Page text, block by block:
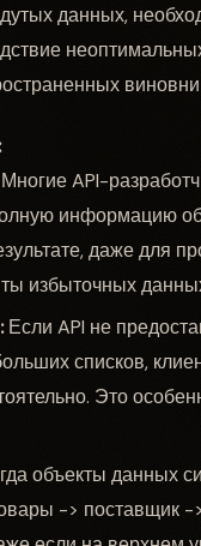
данных,
API-
информацию об
даже для
избыточных
Если API не
списков,
Это
объекты данных
-> поставщик